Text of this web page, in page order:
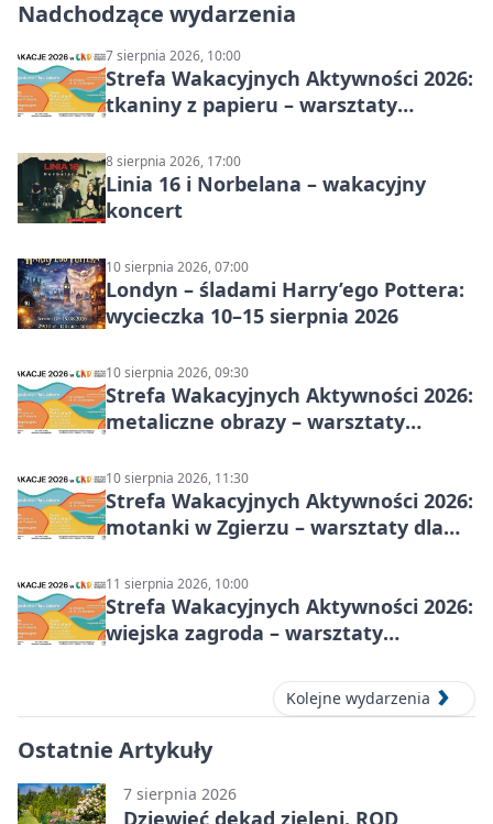
Nadchodzące wydarzenia
7 sierpnia 2026, 10:00
Strefa Wakacyjnych Aktywności 2026:
tkaniny z papieru – warsztaty
8 sierpnia 2026, 17:00
Linia 16 i Norbelana – wakacyjny
koncert
10 sierpnia 2026, 07:00
Londyn – śladami Harry’ego Pottera:
wycieczka 10–15 sierpnia 2026
10 sierpnia 2026, 09:30
Strefa Wakacyjnych Aktywności 2026:
metaliczne obrazy – warsztaty
10 sierpnia 2026, 11:30
Strefa Wakacyjnych Aktywności 2026:
motanki w Zgierzu – warsztaty dla
11 sierpnia 2026, 10:00
Strefa Wakacyjnych Aktywności 2026:
wiejska zagroda – warsztaty
Kolejne wydarzenia
Ostatnie Artykuły
7 sierpnia 2026